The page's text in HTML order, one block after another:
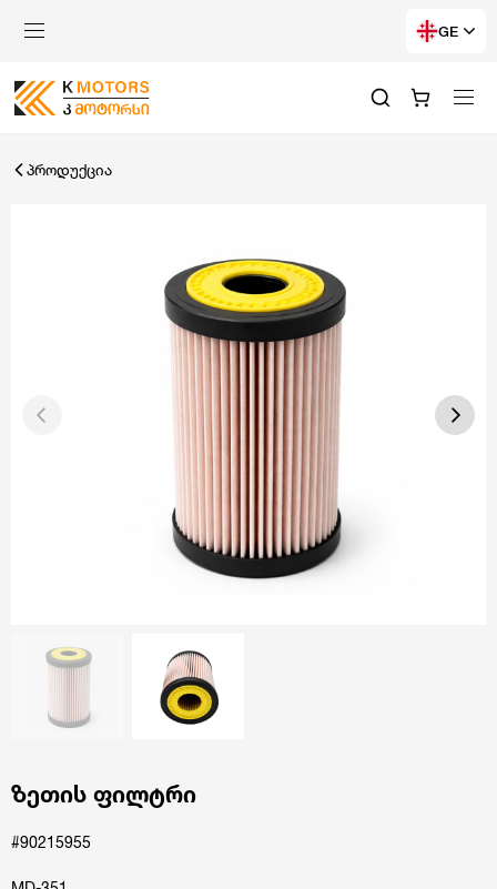
GE
პროდუქცია
ზეთის ფილტრი
#90215955